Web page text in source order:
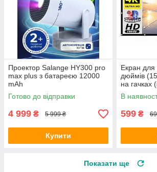
Проектор Salange HY300 pro
max plus з батареєю 12000
mAh
Готово до відправки
4 999 ₴ 5 999 ₴
Купити
Екран для
дюймів
на гачках
В
599 ₴
Показати ще